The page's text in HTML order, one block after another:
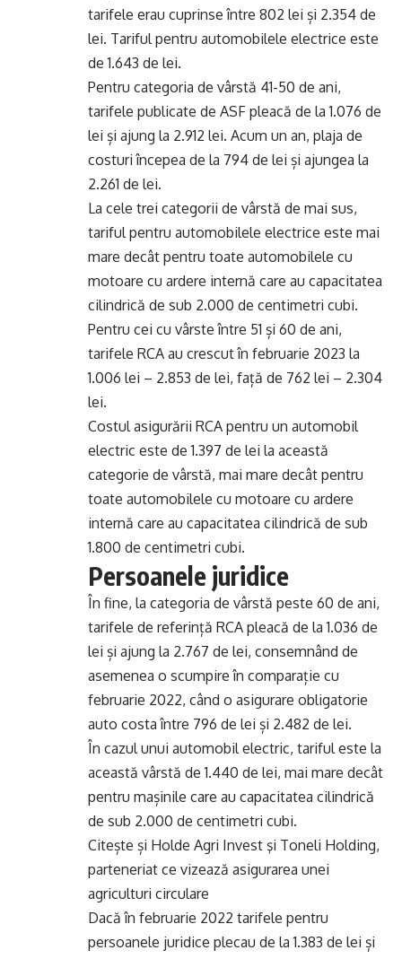
tarifele erau cuprinse între 802 lei și 2.354 de
lei. Tariful pentru automobilele electrice este
de 1.643 de lei.
Pentru categoria de vârstă 41-50 de ani,
tarifele publicate de ASF pleacă de la 1.076 de
lei și ajung la 2.912 lei. Acum un an, plaja de
costuri începea de la 794 de lei și ajungea la
2.261 de lei.
La cele trei categorii de vârstă de mai sus,
tariful pentru automobilele electrice este mai
mare decât pentru toate automobilele cu
motoare cu ardere internă care au capacitatea
cilindrică de sub 2.000 de centimetri cubi.
Pentru cei cu vârste între 51 și 60 de ani,
tarifele RCA au crescut în februarie 2023 la
1.006 lei – 2.853 de lei, față de 762 lei – 2.304
lei.
Costul asigurării RCA pentru un automobil
electric este de 1.397 de lei la această
categorie de vârstă, mai mare decât pentru
toate automobilele cu motoare cu ardere
internă care au capacitatea cilindrică de sub
1.800 de centimetri cubi.
Persoanele juridice
În fine, la categoria de vârstă peste 60 de ani,
tarifele de referință RCA pleacă de la 1.036 de
lei și ajung la 2.767 de lei, consemnând de
asemenea o scumpire în comparație cu
februarie 2022, când o asigurare obligatorie
auto costa între 796 de lei și 2.482 de lei.
În cazul unui automobil electric, tariful este la
această vârstă de 1.440 de lei, mai mare decât
pentru mașinile care au capacitatea cilindrică
de sub 2.000 de centimetri cubi.
Citește și Holde Agri Invest şi Toneli Holding,
parteneriat ce vizează asigurarea unei
agriculturi circulare
Dacă în februarie 2022 tarifele pentru
persoanele juridice plecau de la 1.383 de lei și